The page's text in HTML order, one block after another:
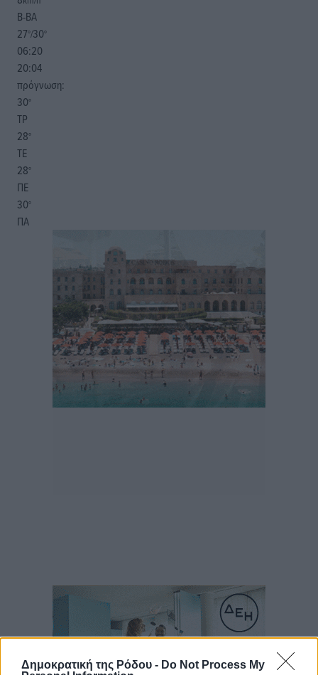
Δημοκρατική της Ρόδου - Do Not Process My
Β-ΒΑ
27°/30°
06:20
20:04
πρόγνωση:
30°
ΤΡ
28°
ΤΕ
28°
ΠΕ
30°
ΠΑ